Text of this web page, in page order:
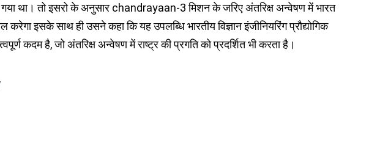
गया था। तो इसरो के अनुसार chandrayaan-3 मिशन के जरिए अंतरिक्ष अन्वेषण में भारत
करेगा इसके साथ ही उसने कहा कि यह उपलब्धि भारतीय विज्ञान इंजीनियरिंग प्रौद्योगिक
कदम है, जो अंतरिक्ष अन्वेषण में राष्ट्र की प्रगति को प्रदर्शित भी करता है।